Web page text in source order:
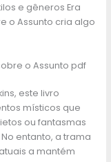
e gêneros Era
o Assunto cria algo
o Assunto pdf
este livro
místicos que
ou fantasmas
entanto, a trama
a mantém